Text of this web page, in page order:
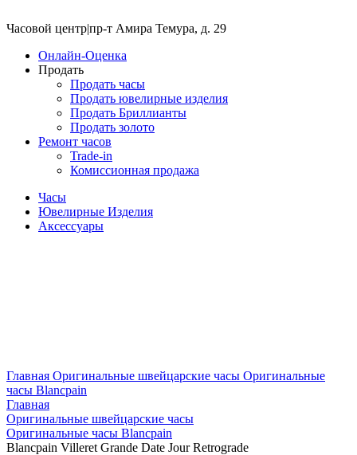
Часовой центр|пр-т Амира Темура, д. 29
Онлайн-Оценка
Продать
Продать часы
Продать ювелирные изделия
Продать Бриллианты
Продать золото
Ремонт часов
Trade-in
Комиссионная продажа
Часы
Ювелирные Изделия
Аксессуары
Главная Оригинальные швейцарские часы Оригинальные
часы Blancpain
Главная
Оригинальные швейцарские часы
Оригинальные часы Blancpain
Blancpain Villeret Grande Date Jour Retrograde